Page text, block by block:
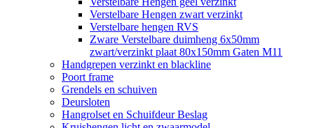
Verstelbare Hengen zwart verzinkt
Verstelbare hengen RVS
Zware Verstelbare duimheng 6x50mm
zwart/verzinkt plaat 80x150mm Gaten M11
Handgrepen verzinkt en blackline
Poort frame
Grendels en schuiven
Deursloten
Hangrolset en Schuifdeur Beslag